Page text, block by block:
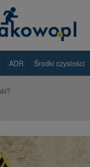
ADR Środki czystości